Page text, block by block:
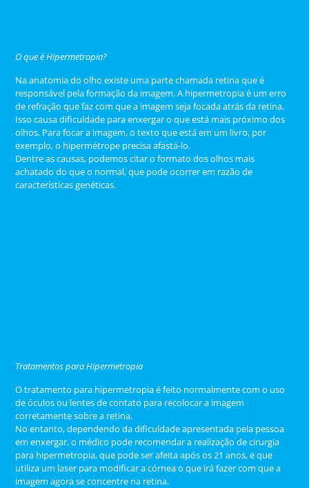
O que é Hipermetropia?
Na anatomia do olho existe uma parte chamada retina que é
responsável pela formação da imagem. A hipermetropia é um erro
de refração que faz com que a imagem seja focada atrás da retina.
Isso causa dificuldade para enxergar o que está mais próximo dos
olhos. Para focar a imagem, o texto que está em um livro, por
exemplo, o hipermétrope precisa afastá-lo.
Dentre as causas, podemos citar o formato dos olhos mais
achatado do que o normal, que pode ocorrer em razão de
características genéticas.
Tratamentos para Hipermetropia
O tratamento para hipermetropia é feito normalmente com o uso
de óculos ou lentes de contato para recolocar a imagem
corretamente sobre a retina.
No entanto, dependendo da dificuldade apresentada pela pessoa
em enxergar, o médico pode recomendar a realização de cirurgia
para hipermetropia, que pode ser afeita após os 21 anos, e que
utiliza um laser para modificar a córnea o que irá fazer com que a
imagem agora se concentre na retina.